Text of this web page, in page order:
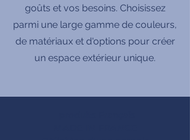
goûts et vos besoins. Choisissez
parmi une large gamme de couleurs,
de matériaux et d'options pour créer
un espace extérieur unique.